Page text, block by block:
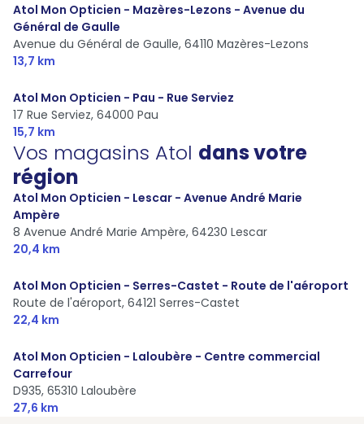
Atol Mon Opticien - Mazères-Lezons - Avenue du
Général de Gaulle
Avenue du Général de Gaulle, 64110 Mazères-Lezons
13,7 km
Atol Mon Opticien - Pau - Rue Serviez
17 Rue Serviez, 64000 Pau
15,7 km
Vos magasins Atol dans votre
région
Atol Mon Opticien - Lescar - Avenue André Marie
Ampère
8 Avenue André Marie Ampère, 64230 Lescar
20,4 km
Atol Mon Opticien - Serres-Castet - Route de l'aéroport
Route de l'aéroport, 64121 Serres-Castet
22,4 km
Atol Mon Opticien - Laloubère - Centre commercial
Carrefour
D935, 65310 Laloubère
27,6 km